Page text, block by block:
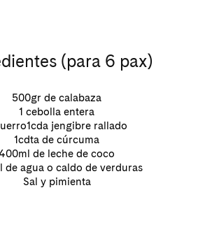
(para 6 pax)
500gr de calabaza
1 cebolla entera
jengibre rallado
1cdta de cúrcuma
de leche de coco
de agua o caldo de verduras
Sal y pimienta